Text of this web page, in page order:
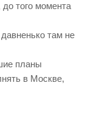
того момента
там не
планы
в Москве,